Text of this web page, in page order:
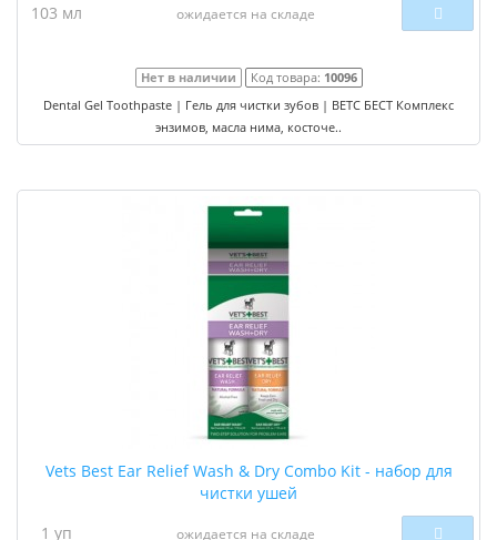
103 мл ожидается на складе
Нет в наличии Код товара: 10096
Dental Gel Toothpaste | Гель для чистки зубов | ВЕТС БЕСТ Комплекс
энзимов, масла нима, косточе..
Vets Best Ear Relief Wash & Dry Combo Kit - набор для
чистки ушей
1 уп
ожидается на складе